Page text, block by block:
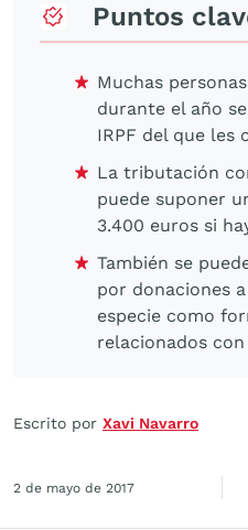
Puntos
Muchas
durante el año
IRPF del que les
La tributación
puede suponer
3.400 euros si
También se
por donaciones
especie como
relacionados
Escrito por Xavi Navarro
2 de mayo de 2017